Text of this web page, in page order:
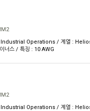
Operations / 계열 :
너스 / 특징 : 10 AWG
Operations / 계열 :